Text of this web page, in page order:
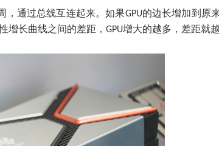
通过总线互连起来。如果GPU的边长增加到原
长曲线之间的差距，GPU增大的越多，差距就越